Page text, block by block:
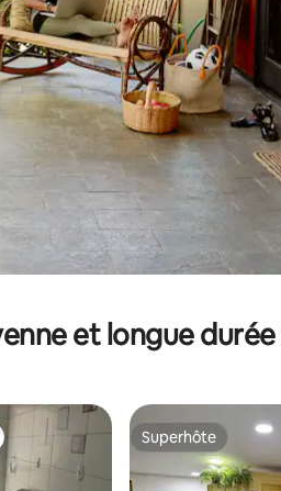
et longue
Superhôte
Superhôte